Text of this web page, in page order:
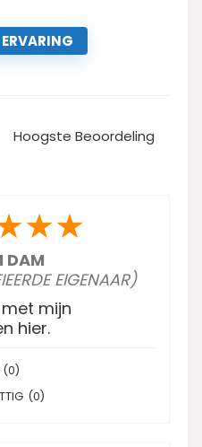
Hoogste Beoordeling
★★
DAM
EIGENAAR)
mijn
hier.
(0)
(0)